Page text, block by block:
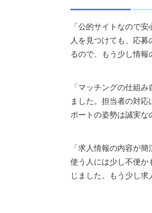
「公的サイトなので
人を見つけても、応
るので、もう少し情報
「マッチングの仕組
ました。担当者の対
ポートの姿勢は誠実な
「求人情報の内容が
使う人には少し不便か
じました。もう少し求